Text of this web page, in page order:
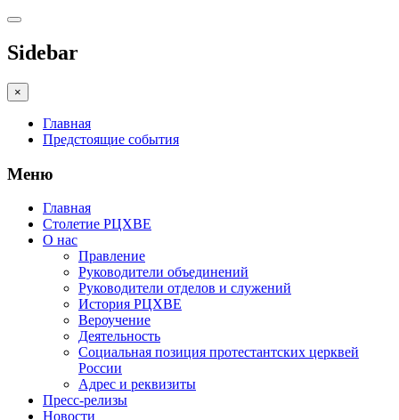
Sidebar
×
Главная
Предстоящие события
Меню
Главная
Столетие РЦХВЕ
О нас
Правление
Руководители объединений
Руководители отделов и служений
История РЦХВЕ
Вероучение
Деятельность
Социальная позиция протестантских церквей
России
Адрес и реквизиты
Пресс-релизы
Новости